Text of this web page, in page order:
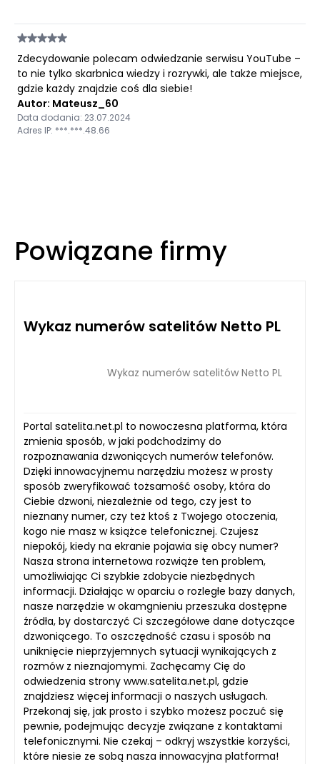
Zdecydowanie polecam odwiedzanie serwisu YouTube –
to nie tylko skarbnica wiedzy i rozrywki, ale także miejsce,
gdzie każdy znajdzie coś dla siebie!
Autor: Mateusz_60
Data dodania: 23.07.2024
Adres IP: ***.***.48.66
Powiązane firmy
Wykaz numerów satelitów Netto PL
Wykaz numerów satelitów Netto PL
Portal satelita.net.pl to nowoczesna platforma, która
zmienia sposób, w jaki podchodzimy do
rozpoznawania dzwoniących numerów telefonów.
Dzięki innowacyjnemu narzędziu możesz w prosty
sposób zweryfikować tożsamość osoby, która do
Ciebie dzwoni, niezależnie od tego, czy jest to
nieznany numer, czy też ktoś z Twojego otoczenia,
kogo nie masz w książce telefonicznej. Czujesz
niepokój, kiedy na ekranie pojawia się obcy numer?
Nasza strona internetowa rozwiąże ten problem,
umożliwiając Ci szybkie zdobycie niezbędnych
informacji. Działając w oparciu o rozległe bazy danych,
nasze narzędzie w okamgnieniu przeszuka dostępne
źródła, by dostarczyć Ci szczegółowe dane dotyczące
dzwoniącego. To oszczędność czasu i sposób na
uniknięcie nieprzyjemnych sytuacji wynikających z
rozmów z nieznajomymi. Zachęcamy Cię do
odwiedzenia strony www.satelita.net.pl, gdzie
znajdziesz więcej informacji o naszych usługach.
Przekonaj się, jak prosto i szybko możesz poczuć się
pewnie, podejmując decyzje związane z kontaktami
telefonicznymi. Nie czekaj – odkryj wszystkie korzyści,
które niesie ze sobą nasza innowacyjna platforma!